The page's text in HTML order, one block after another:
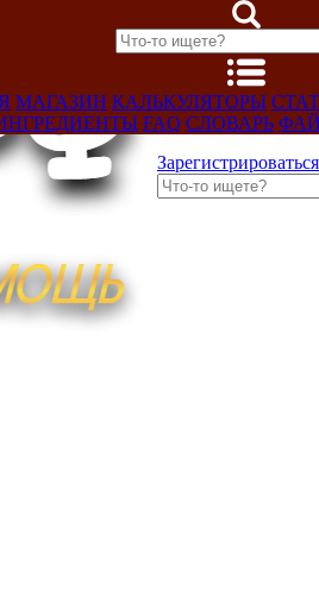
Зарегистрироваться
МАГАЗИН КАЛЬКУЛЯТОРЫ
FAQ СЛОВАРЬ